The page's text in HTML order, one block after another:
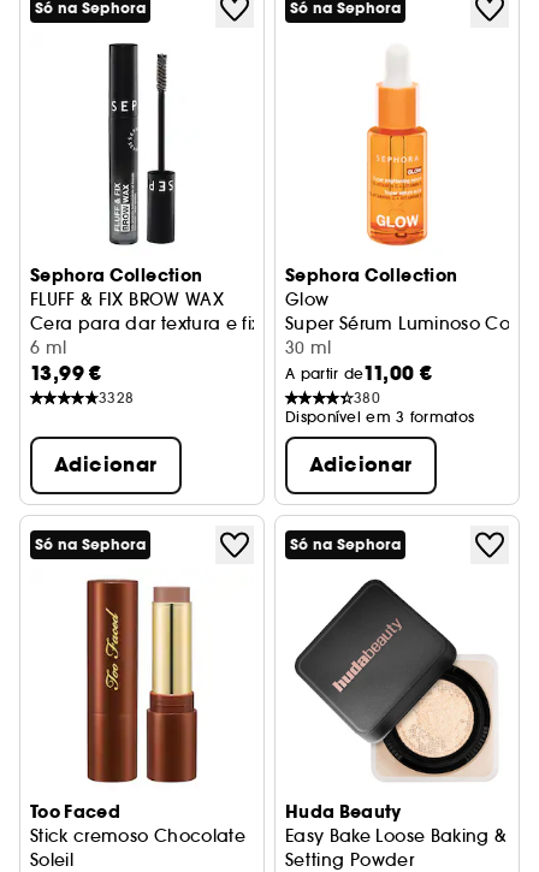
Só na Sephora
Sephora Collection
FLUFF & FIX BROW WAX
Cera para dar textura e fixar as sobrancelhas
6 ml
13,99 €
3328
Adicionar
Só na Sephora
Sephora Collection
Glow
Super Sérum Luminoso Com
30 ml
A partir de11,00 €
380
Disponível em 3 formatos
Adicionar
Só na Sephora
Too Faced
Stick cremoso Chocolate
Soleil
Só na Sephora
Huda Beauty
Easy Bake Loose Baking &
Setting Powder